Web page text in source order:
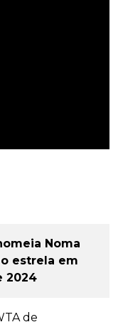
Noma
estrela em
2024
de